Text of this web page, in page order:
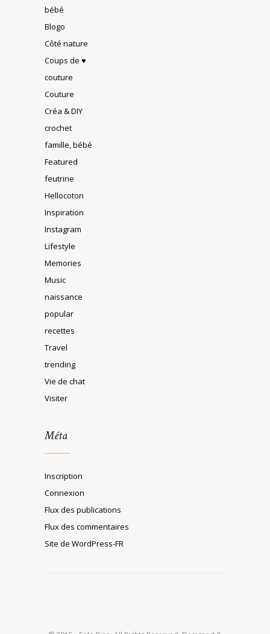
bébé
Blogo
Côté nature
Coups de ♥
couture
Couture
Créa & DIY
crochet
famille, bébé
Featured
feutrine
Hellocoton
Inspiration
Instagram
Lifestyle
Memories
Music
naissance
popular
recettes
Travel
trending
Vie de chat
Visiter
Méta
Inscription
Connexion
Flux des publications
Flux des commentaires
Site de WordPress-FR